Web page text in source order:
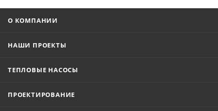
О КОМПАНИИ
НАШИ ПРОЕКТЫ
ТЕПЛОВЫЕ НАСОСЫ
ПРОЕКТИРОВАНИЕ